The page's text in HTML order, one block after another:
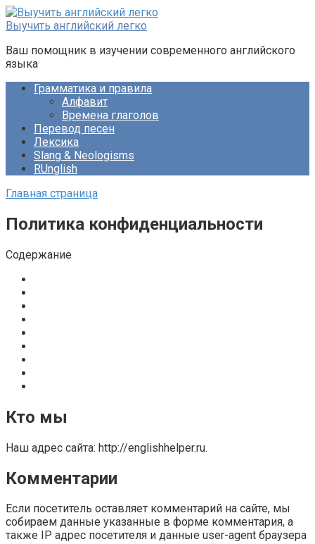
Перейти
к
Выучить английский легко
Ваш помощник в изучении современного английского
языка
Грамматика и правила
Алфавит
Времена глаголов
Перевод песен
Лексика
Slang & Neologisms
RUnglish
Главная страница
Политика конфиденциальности
Содержание
Кто мы
Наш адрес сайта: http://englishhelper.ru.
Комментарии
Если посетитель оставляет комментарий на сайте, мы
собираем данные указанные в форме комментария, а
также IP адрес посетителя и данные user-agent браузера